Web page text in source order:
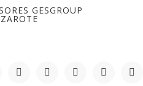
GESGROUP